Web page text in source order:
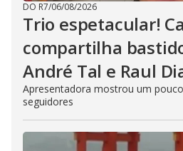
DO R7/06/08/2026
Trio espetacular!
compartilha
André Tal e Raul
Apresentadora mostrou um
seguidores